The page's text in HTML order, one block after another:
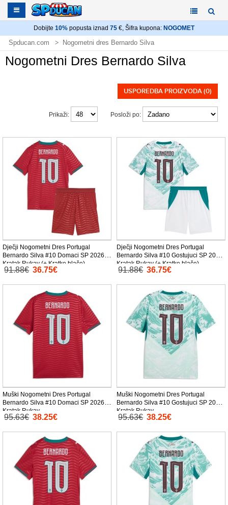
Dobijte 10% popusta iznad 75 €, Šifra kupona: NOGOMET
Spducan.com Nogometni dres Bernardo Silva
Nogometni Dres Bernardo Silva
USPOREDBA PROIZVODA (0)
Posloži po:
Prikaži:
Dječji Nogometni Dres Portugal
Bernardo Silva #10 Domaci SP 2026
Kratak Rukav (+ Kratke hlače)
91.88€ 36.75€
Dječji Nogometni Dres Portugal
Bernardo Silva #10 Gostujuci SP 2026
Kratak Rukav (+ Kratke hlače)
91.88€ 36.75€
Muški Nogometni Dres Portugal
Bernardo Silva #10 Domaci SP 2026
Kratak Rukav
95.63€ 38.25€
Muški Nogometni Dres Portugal
Bernardo Silva #10 Gostujuci SP 2026
Kratak Rukav
95.63€ 38.25€